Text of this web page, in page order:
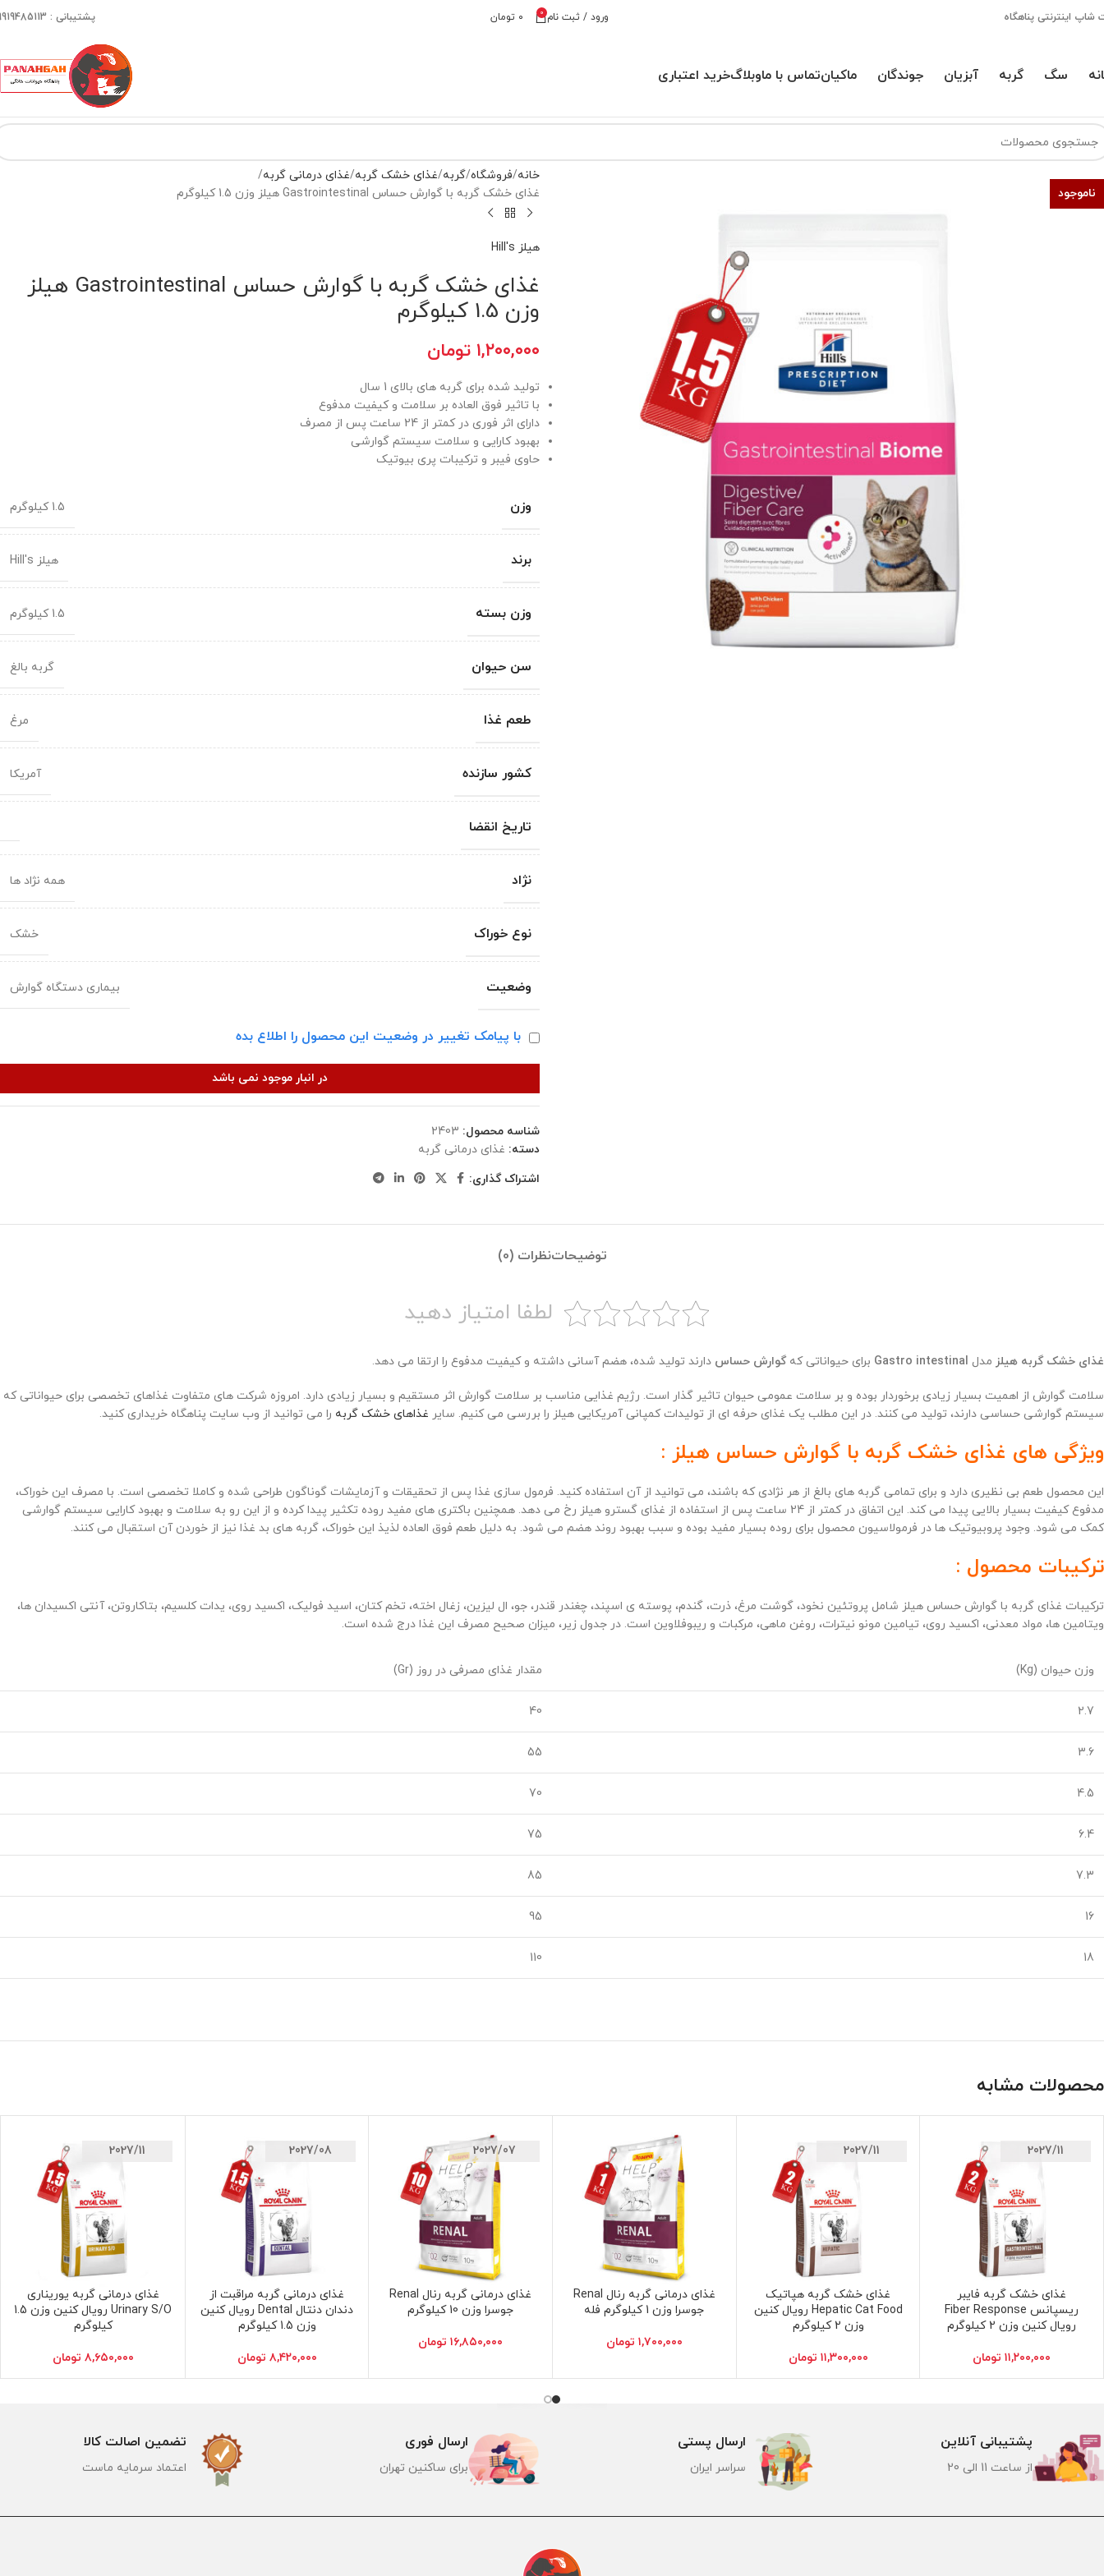
شاپ اینترنتی پناهگاه ورود / ثبت نام 0 ۰ تومان پشتیبانی : 09919485113
سگ گربه آبزیان جوندگان ماکیانتماس با ماوبلاگخرید اعتباری
ناموجود
خانه فروشگاه گربه غذای خشک گربه غذای درمانی گربه
غذای خشک گربه با گوارش حساس Gastrointestinal هیلز وزن 1.5 کیلوگرم
هیلز Hill's
غذای خشک گربه با گوارش حساس Gastrointestinal هیلز
وزن 1.5 کیلوگرم
۱,۲۰۰,۰۰۰ تومان
تولید شده برای گربه های بالای 1 سال
با تاثیر فوق العاده بر سلامت و کیفیت مدفوع
دارای اثر فوری در کمتر از 24 ساعت پس از مصرف
بهبود کارایی و سلامت سیستم گوارشی
حاوی فیبر و ترکیبات پری بیوتیک
وزن 1.5 کیلوگرم
برند هیلز Hill's
وزن بسته 1.5 کیلوگرم
سن حیوان گربه بالغ
طعم غذا مرغ
کشور سازنده آمریکا
تاریخ انقضا
نژاد همه نژاد ها
نوع خوراک خشک
وضعیت بیماری دستگاه گوارش
با پیامک تغییر در وضعیت این محصول را اطلاع بده
در انبار موجود نمی باشد
شناسه محصول: 2403
دسته: غذای درمانی گربه
اشتراک گذاری:
توضیحاتنظرات (0)
لطفا امتیاز دهید
غذای خشک گربه هیلز مدل Gastro intestinal برای حیواناتی کهگوارش حساس دارند تولید شده، هضم آسانی داشته و کیفیت مدفوع را ارتقا می دهد.
سلامت گوارش از اهمیت بسیار زیادی برخوردار بوده و بر سلامت عمومی حیوان تاثیر گذار است. رژیم غذایی مناسب بر سلامت گوارش اثر مستقیم و بسیار زیادی دارد. امروزه شرکت های متفاوت غذاهای تخصصی برای حیواناتی که
سیستم گوارشی حساسی دارند، تولید می کنند. در این مطلب یک غذای حرفه ای از تولیدات کمپانی آمریکایی هیلز را بررسی می کنیم. سایر غذاهای خشک گربه را می توانید از وب سایت پناهگاه خریداری کنید.
ویژگی های غذای خشک گربه با گوارش حساس هیلز :
این محصول طعم بی نظیری دارد و برای تمامی گربه های بالغ از هر نژادی که باشند، می توانید از آن استفاده کنید. فرمول سازی غذا پس از تحقیقات و آزمایشات گوناگون طراحی شده و کاملا تخصصی است. با مصرف این خوراک،
مدفوع کیفیت بسیار بالایی پیدا می کند. این اتفاق در کمتر از 24 ساعت پس از استفاده از غذای گسترو هیلز رخ می دهد. همچنین باکتری های مفید روده تکثیر پیدا کرده و از این رو به سلامت و بهبود کارایی سیستم گوارشی
کمک می شود. وجود پروبیوتیک ها در فرمولاسیون محصول برای روده بسیار مفید بوده و سبب بهبود روند هضم می شود. به دلیل طعم فوق العاده لذیذ این خوراک، گربه های بد غذا نیز از خوردن آن استقبال می کنند.
ترکیبات محصول :
ترکیبات غذای گربه با گوارش حساس هیلز شامل پروتئین نخود، گوشت مرغ، ذرت، گندم، پوسته ی اسپند، چغندر قندر، جو، ال لیزین، زغال اخته، تخم کتان، اسید فولیک، اکسید روی، یدات کلسیم، بتاکاروتن، آنتی اکسیدان ها،
ویتامین ها، مواد معدنی، اکسید روی، تیامین مونو نیترات، روغن ماهی، مرکبات و ریبوفلاوین است. در جدول زیر، میزان صحیح مصرف این غذا درج شده است.
وزن حیوان (Kg) مقدار غذای مصرفی در روز (Gr)
2.7
40
3.6
55
4.5
70
6.4
75
7.3
85
16
95
18
110
محصولات مشابه
2027/11
افزودن به سبد خرید
غذای خشک گربه فایبر
ریسپانس Fiber Response
رویال کنین وزن 2 کیلوگرم
۱۱,۲۰۰,۰۰۰ تومان
2027/11
افزودن به سبد خرید
غذای خشک گربه هپاتیک
Hepatic Cat Food رویال کنین
وزن 2 کیلوگرم
۱۱,۳۰۰,۰۰۰ تومان
افزودن به سبد خرید
غذای درمانی گربه رنال Renal
جوسرا وزن 1 کیلوگرم فله
۱,۷۰۰,۰۰۰ تومان
2027/07
افزودن به سبد خرید
غذای درمانی گربه رنال Renal
جوسرا وزن 10 کیلوگرم
۱۶,۸۵۰,۰۰۰ تومان
2027/08
افزودن به سبد خرید
غذای درمانی گربه مراقبت از
دندان دنتال Dental رویال کنین
وزن 1.5 کیلوگرم
۸,۴۲۰,۰۰۰ تومان
2027/11
افزودن به سبد خرید
غذای درمانی گربه یوریناری
Urinary S/O رویال کنین وزن 1.5
کیلوگرم
۸,۶۵۰,۰۰۰ تومان
تضمین اصالت کالا
اعتماد سرمایه ماست
ارسال فوری
برای ساکنین تهران
ارسال پستی
سراسر ایران
پشتیبانی آنلاین
از ساعت 11 الی 20